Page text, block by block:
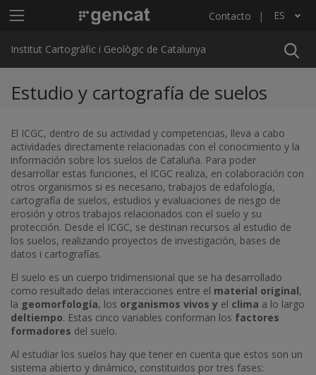
Menú principal ICGC Contacto ES
Lista adicional de acciones
Institut Cartogràfic i Geològic de Catalunya
Estudio y cartografía de suelos
El ICGC, dentro de su actividad y competencias, lleva a cabo
actividades directamente relacionadas con el conocimiento y la
información sobre los suelos de Cataluña. Para poder
desarrollar estas funciones, el ICGC realiza, en colaboración con
otros organismos si es necesario, trabajos de edafología,
cartografía de suelos, estudios y evaluaciones de riesgo de
erosión y otros trabajos relacionados con el suelo y su
protección. Desde el ICGC, se destinan recursos al estudio de
los suelos, realizando proyectos de investigación, bases de
datos i cartografías.
El suelo es un cuerpo tridimensional que se ha desarrollado
como resultado delas interacciones entre el material original,
la geomorfología, los organismos vivos y el clima a lo largo
deltiempo. Estas cinco variables conforman los factores
formadores del suelo.
Al estudiar los suelos hay que tener en cuenta que estos son un
sistema abierto y dinámico, constituidos por tres fases: